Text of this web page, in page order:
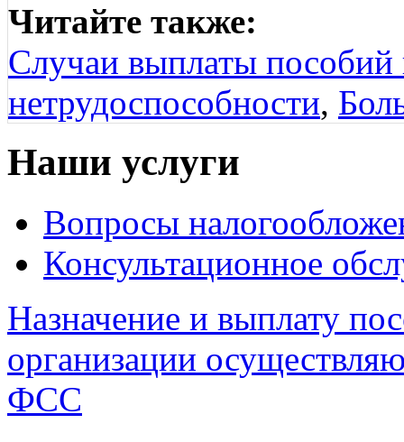
Читайте также:
Случаи выплаты
нетрудоспособности,
Наши услуги
Вопросы
Консультационное
Назначение и выплату
организации
ФСС